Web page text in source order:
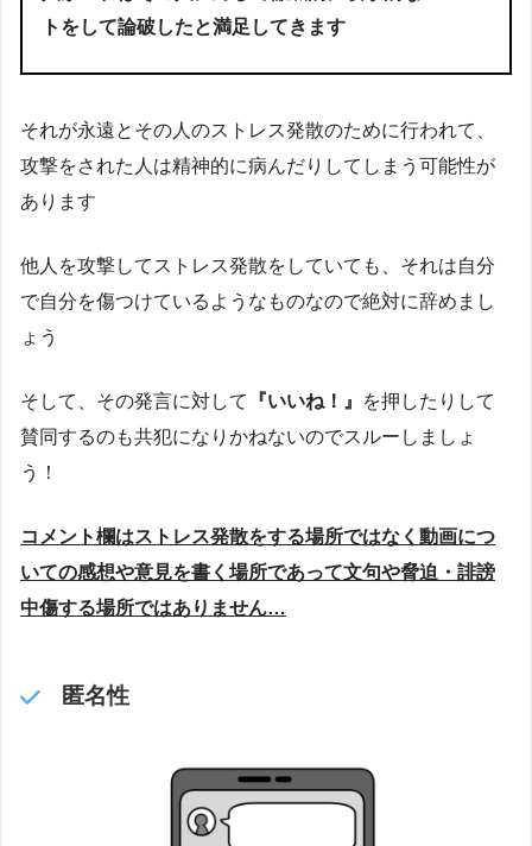
トをして論破したと満足してきます
それが永遠とその人のストレス発散のために行われて、
攻撃をされた人は精神的に病んだりしてしまう可能性が
あります
他人を攻撃してストレス発散をしていても、それは自分
で自分を傷つけているようなものなので絶対に辞めまし
ょう
そして、その発言に対して 『いいね！』
を押したりして
賛同するのも共犯になりかねないのでスルーしましょ
う！
コメント欄はストレス発散をする場所ではなく動画につ
いての感想や意見を書く場所であって文句や脅迫・誹謗
中傷する場所ではありません…
匿名性